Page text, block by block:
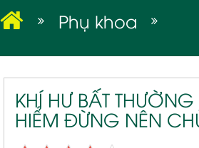
Phụ khoa
Khí hư bất thường
KHÍ HƯ BẤT
HIỂM ĐỪNG NÊN